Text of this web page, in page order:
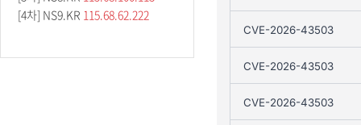
[4차] NS9.KR 115.68.62.222